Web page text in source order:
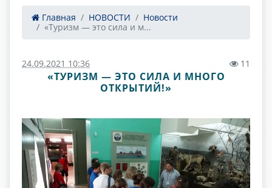
Главная НОВОСТИ
Новости
«Туризм — это сила и м...
24.09.2021 10:36 11
«ТУРИЗМ — ЭТО СИЛА И МНОГО
ОТКРЫТИЙ!»